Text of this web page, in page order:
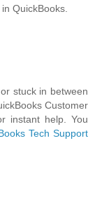
QuickBooks.
stuck in between
Customer
instant help. You
Tech Support